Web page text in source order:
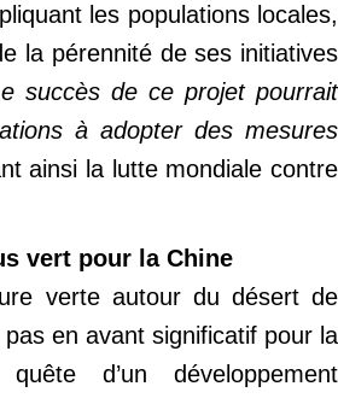
les populations locales,
la pérennité de ses initiatives
succès de ce projet pourrait
à adopter des mesures
ainsi la lutte mondiale contre
vert pour la Chine
verte autour du désert de
en avant significatif pour la
d’un développement